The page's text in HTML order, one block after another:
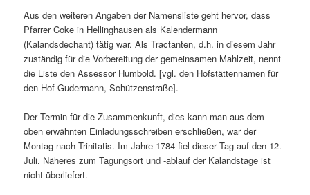
Aus den weiteren Angaben der Namensliste geht hervor, dass
Pfarrer Coke in Hellinghausen als Kalendermann
(Kalandsdechant) tätig war. Als Tractanten, d.h. in diesem Jahr
zuständig für die Vorbereitung der gemeinsamen Mahlzeit, nennt
die Liste den Assessor Humbold. [vgl. den Hofstättennamen für
den Hof Gudermann, Schützenstraße].
Der Termin für die Zusammenkunft, dies kann man aus dem
oben erwähnten Einladungsschreiben erschließen, war der
Montag nach Trinitatis. Im Jahre 1784 fiel dieser Tag auf den 12.
Juli. Näheres zum Tagungsort und -ablauf der Kalandstage ist
nicht überliefert.